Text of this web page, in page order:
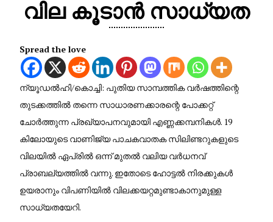
വില കൂടാൻ സാധ്യത
Spread the love
ന്യൂഡൽഹി/കൊച്ചി: പുതിയ സാമ്പത്തിക വർഷത്തിന്റെ
തുടക്കത്തിൽ തന്നെ സാധാരണക്കാരന്റെ പോക്കറ്റ്
ചോർത്തുന്ന പ്രഖ്യാപനവുമായി എണ്ണക്കമ്പനികൾ. 19
കിലോയുടെ വാണിജ്യ പാചകവാതക സിലിണ്ടറുകളുടെ
വിലയിൽ ഏപ്രിൽ ഒന്ന് മുതൽ വലിയ വർധനവ്
പ്രാബല്യത്തിൽ വന്നു. ഇതോടെ ഹോട്ടൽ നിരക്കുകൾ
ഉയരാനും വിപണിയിൽ വിലക്കയറ്റമുണ്ടാകാനുമുള്ള
സാധ്യതയേറി.